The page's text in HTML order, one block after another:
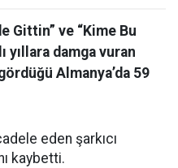
Gittin” ve “Kime Bu
yıllara damga vuran
Almanya’da 59
eden şarkıcı
kaybetti.